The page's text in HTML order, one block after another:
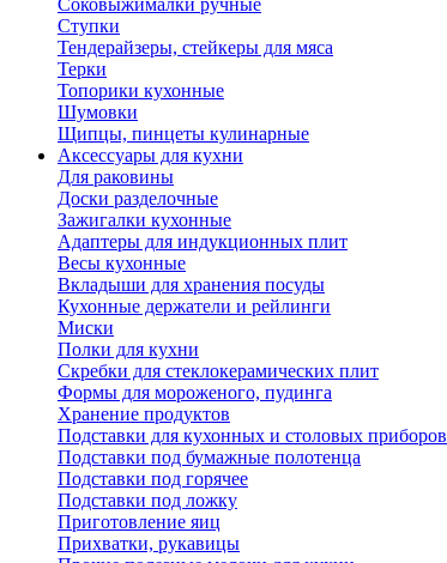
Соковыжималки ручные
Ступки
Тендерайзеры, стейкеры для мяса
Терки
Топорики кухонные
Шумовки
Щипцы, пинцеты кулинарные
Аксессуары для кухни
Для раковины
Доски разделочные
Зажигалки кухонные
Адаптеры для индукционных плит
Весы кухонные
Вкладыши для хранения посуды
Кухонные держатели и рейлинги
Миски
Полки для кухни
Скребки для стеклокерамических плит
Формы для мороженого, пудинга
Хранение продуктов
Подставки для кухонных и столовых приборов
Подставки под бумажные полотенца
Подставки под горячее
Подставки под ложку
Приготовление яиц
Прихватки, рукавицы